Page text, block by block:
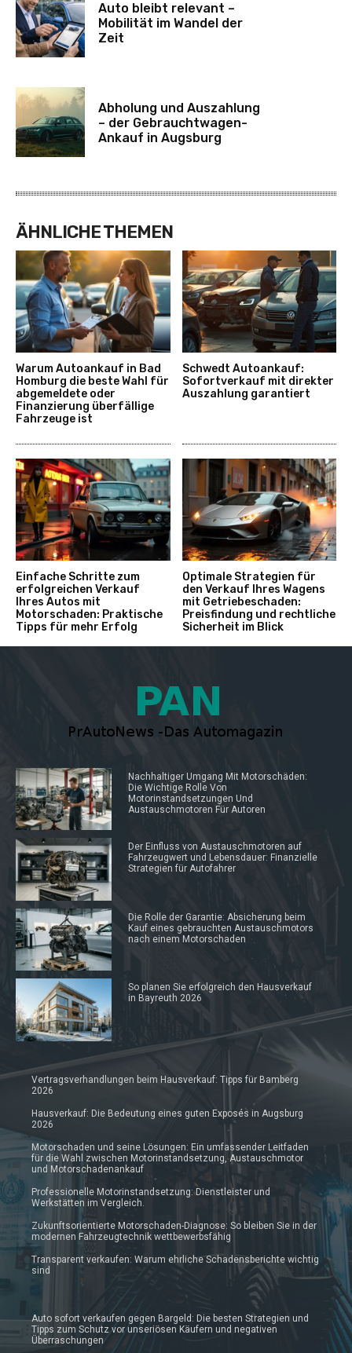
Auto bleibt relevant –
Mobilität im Wandel der
Zeit
Abholung und Auszahlung
– der Gebrauchtwagen-
Ankauf in Augsburg
ÄHNLICHE THEMEN
Warum Autoankauf in Bad
Homburg die beste Wahl für
abgemeldete oder
Finanzierung überfällige
Fahrzeuge ist
Schwedt Autoankauf:
Sofortverkauf mit direkter
Auszahlung garantiert
Einfache Schritte zum
erfolgreichen Verkauf
Ihres Autos mit
Motorschaden: Praktische
Tipps für mehr Erfolg
Optimale Strategien für
den Verkauf Ihres Wagens
mit Getriebeschaden:
Preisfindung und rechtliche
Sicherheit im Blick
Nachhaltiger Umgang Mit Motorschäden:
Die Wichtige Rolle Von
Motorinstandsetzungen Und
Austauschmotoren Für Autoren
Der Einfluss von Austauschmotoren auf
Fahrzeugwert und Lebensdauer: Finanzielle
Strategien für Autofahrer
Die Rolle der Garantie: Absicherung beim
Kauf eines gebrauchten Austauschmotors
nach einem Motorschaden
So planen Sie erfolgreich den Hausverkauf
in Bayreuth 2026
Vertragsverhandlungen beim Hausverkauf: Tipps für Bamberg
2026
Hausverkauf: Die Bedeutung eines guten Exposés in Augsburg
2026
Motorschaden und seine Lösungen: Ein umfassender Leitfaden
für die Wahl zwischen Motorinstandsetzung, Austauschmotor
und Motorschadenankauf
Professionelle Motorinstandsetzung: Dienstleister und
Werkstätten im Vergleich.
Zukunftsorientierte Motorschaden-Diagnose: So bleiben Sie in der
modernen Fahrzeugtechnik wettbewerbsfähig
Transparent verkaufen: Warum ehrliche Schadensberichte wichtig
sind
Auto sofort verkaufen gegen Bargeld: Die besten Strategien und
Tipps zum Schutz vor unseriösen Käufern und negativen
Überraschungen